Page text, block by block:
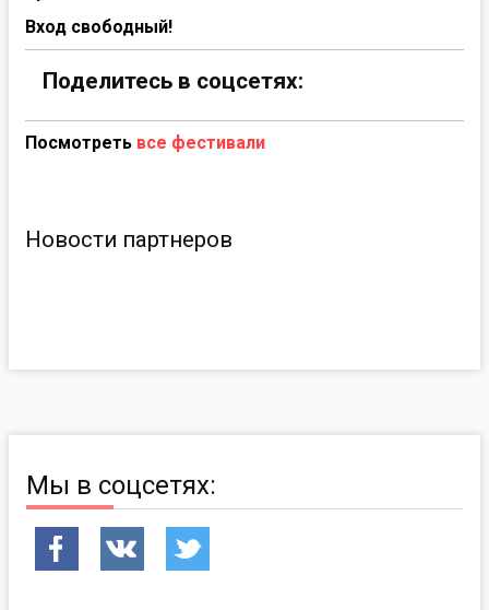
Вход свободный!
Поделитесь в соцсетях:
Посмотреть все фестивали
Новости партнеров
Мы в соцсетях: